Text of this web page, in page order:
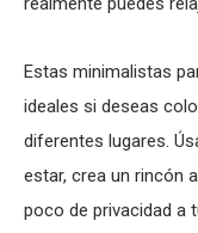
Estas minimalistas
ideales si deseas
diferentes lugares.
estar, crea un rincón
poco de privacidad a